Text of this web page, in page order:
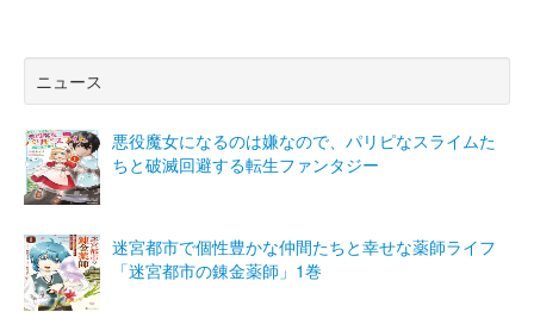
ニュース
悪役魔女になるのは嫌なので、パリピなスライムた
ちと破滅回避する転生ファンタジー
迷宮都市で個性豊かな仲間たちと幸せな薬師ライフ
「迷宮都市の錬金薬師」1巻